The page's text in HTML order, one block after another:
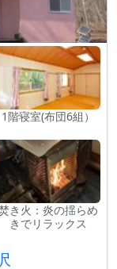
1階寝室(布団6組）
き火：炎の揺らめ
きでリラックス